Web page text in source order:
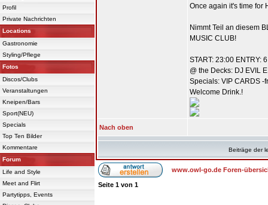
Profil
Private Nachrichten
Locations
Gastronomie
Styling/Pflege
Fotos
Discos/Clubs
Veranstaltungen
Kneipen/Bars
Sport(NEU)
Specials
Top Ten Bilder
Kommentare
Forum
Life and Style
Meet and Flirt
Partytipps, Events
Once again it's time for
Nimmt Teil an diesem
MUSIC CLUB!
START: 23:00 ENTRY:
@ the Decks: DJ EVIL
Specials: VIP CARDS -
Welcome Drink.!
Nach oben
Beiträge der
www.owl-go.de Foren-
Seite 1 von 1